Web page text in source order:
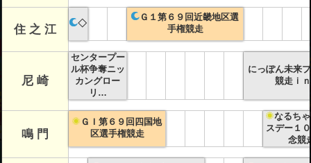
住 之 江 ◇
Ｇ１第６９回近畿地区選
手権競走
尼 崎
センタープー
ル杯争奪ニッ
カングロー
リ…
にっぽん未来
競走ｉ
鳴 門
ＧＩ第６９回四国地
区選手権競走
なるち
スデー１
念競